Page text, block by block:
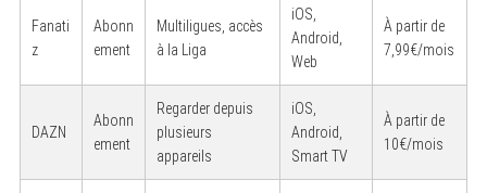
Fanati
z
Abonn
ement
Multiligues, accès
à la Liga
iOS,
Android,
Web
À partir de
7,99€/mois
DAZN
Abonn
ement
Regarder depuis
plusieurs
appareils
iOS,
Android,
Smart TV
À partir de
10€/mois